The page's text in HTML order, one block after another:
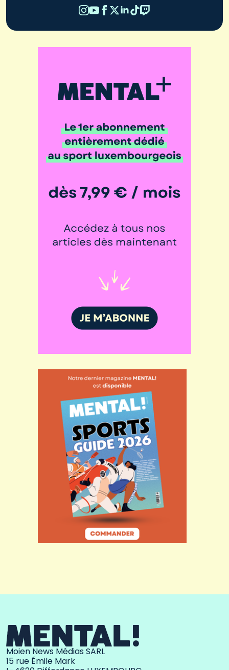
Moien News Médias SARL
15 rue Émile Mark